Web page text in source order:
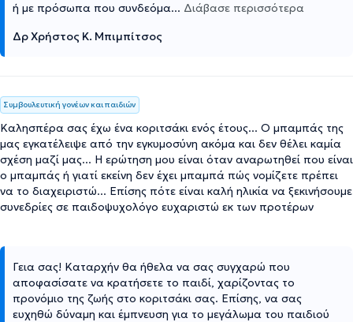
ή με πρόσωπα που συνδεόμα... Διάβασε περισσότερα
Δρ Χρήστος Κ. Μπιμπίτσος
Συμβουλευτική γονέων και παιδιών
Καλησπέρα σας έχω ένα κοριτσάκι ενός έτους... Ο μπαμπάς της
μας εγκατέλειψε από την εγκυμοσύνη ακόμα και δεν θέλει καμία
σχέση μαζί μας... Η ερώτηση μου είναι όταν αναρωτηθεί που είναι
ο μπαμπάς ή γιατί εκείνη δεν έχει μπαμπά πώς νομίζετε πρέπει
να το διαχειριστώ... Επίσης πότε είναι καλή ηλικία να ξεκινήσουμε
συνεδρίες σε παιδοψυχολόγο ευχαριστώ εκ των προτέρων
Γεια σας! Καταρχήν θα ήθελα να σας συγχαρώ που
αποφασίσατε να κρατήσετε το παιδί, χαρίζοντας το
προνόμιο της ζωής στο κοριτσάκι σας. Επίσης, να σας
ευχηθώ δύναμη και έμπνευση για το μεγάλωμα του παιδιού